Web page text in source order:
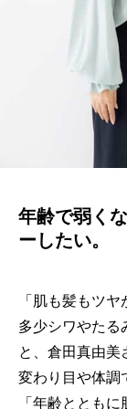
年齢で弱く
ーしたい。
「肌も髪もツ
多少シワやたる
と、倉田真由美
変わり目や体調
「年齢ととも